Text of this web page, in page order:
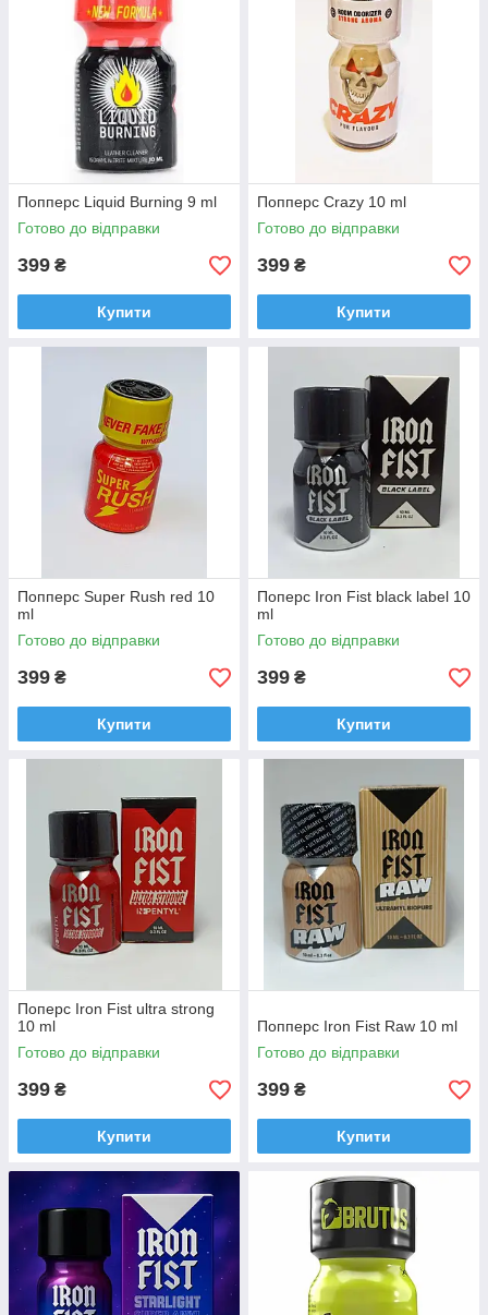
Попперс Liquid Burning 9 ml
Готово до відправки
399 ₴
Купити
Попперс Crazy 10 ml
Готово до відправки
399 ₴
Купити
Попперс Super Rush red 10
ml
Готово до відправки
399 ₴
Купити
Поперс Iron Fist black label 10
ml
Готово до відправки
399 ₴
Купити
Поперс Iron Fist ultra strong
10 ml
Готово до відправки
399 ₴
Купити
Попперс Iron Fist Raw 10 ml
Готово до відправки
399 ₴
Купити